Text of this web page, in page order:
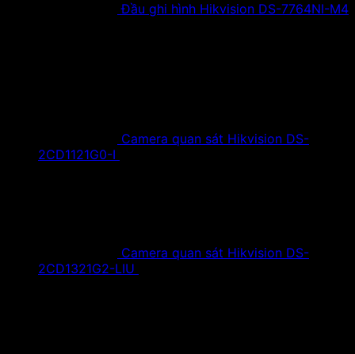
Đầu ghi hình Hikvision DS-7764NI-M4
Camera quan sát Hikvision DS-
2CD1121G0-I
Camera quan sát Hikvision DS-
2CD1321G2-LIU